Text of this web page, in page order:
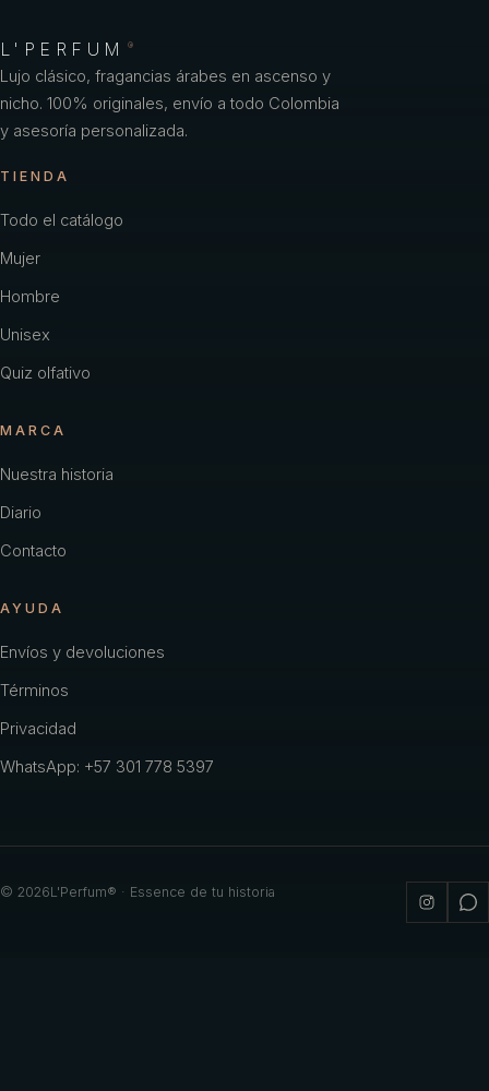
L'PERFUM ®
Lujo clásico, fragancias árabes en ascenso y
nicho. 100% originales, envío a todo Colombia
y asesoría personalizada.
TIENDA
Todo el catálogo
Mujer
Hombre
Unisex
Quiz olfativo
MARCA
Nuestra historia
Diario
Contacto
AYUDA
Envíos y devoluciones
Términos
Privacidad
WhatsApp: +57 301 778 5397
© 2026L'Perfum® · Essence de tu historia